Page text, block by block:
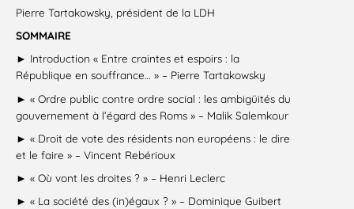
Pierre Tartakowsky, président de la LDH
SOMMAIRE
► Introduction « Entre craintes et espoirs : la
République en souffrance… » – Pierre Tartakowsky
► « Ordre public contre ordre social : les ambigüités du
gouvernement à l’égard des Roms » – Malik Salemkour
► « Droit de vote des résidents non européens : le dire
et le faire » – Vincent Rebérioux
► « Où vont les droites ? » – Henri Leclerc
► « La société des (in)égaux ? » – Dominique Guibert